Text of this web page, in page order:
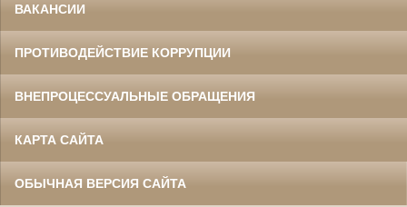
ВАКАНСИИ
ПРОТИВОДЕЙСТВИЕ КОРРУПЦИИ
ВНЕПРОЦЕССУАЛЬНЫЕ ОБРАЩЕНИЯ
КАРТА САЙТА
ОБЫЧНАЯ ВЕРСИЯ САЙТА